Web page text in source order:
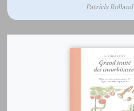
Patricia Rolland